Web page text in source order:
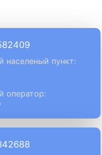
населеный пункт:
оператор: